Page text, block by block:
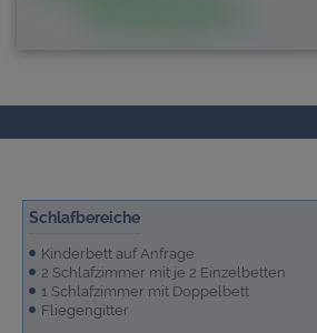
Schlafbereiche
Kinderbett auf Anfrage
2 Schlafzimmer mit je 2 Einzelbetten
1 Schlafzimmer mit Doppelbett
Fliegengitter